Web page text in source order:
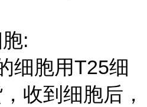
:
细胞用T25细
收到细胞后，